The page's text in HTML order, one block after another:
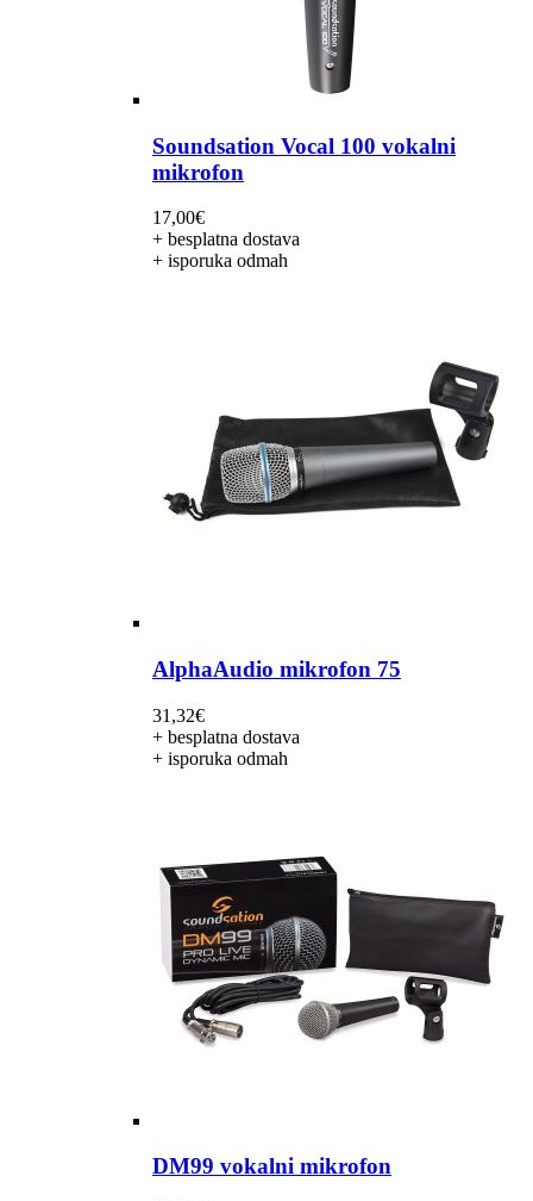
Soundsation Vocal 100 vokalni
mikrofon
17,00€
+ besplatna dostava
+ isporuka odmah
AlphaAudio mikrofon 75
31,32€
+ besplatna dostava
+ isporuka odmah
DM99 vokalni mikrofon